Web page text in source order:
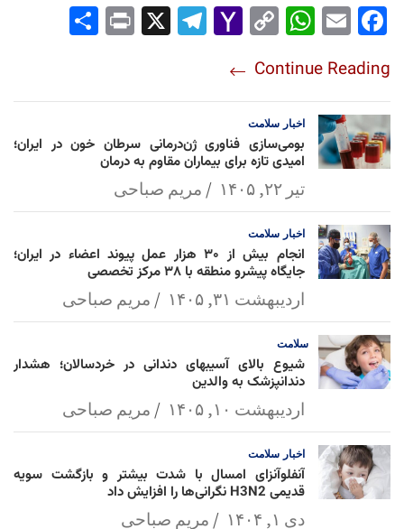
Fac
ok
Em
Wh
Ap
p
Co
Lin
k
Yah
l
Tel
Pri
Continue Reading
اخبار سلامت
بومی‌سازی فناوری ژن‌درمانی سرطان خون در ایران؛
امیدی تازه برای بیماران مقاوم به درمان
تیر ۲۲, ۱۴۰۵ مریم صباحی
اخبار سلامت
انجام بیش از ۳۰ هزار عمل پیوند اعضاء در ایران؛
جایگاه پیشرو منطقه با ۳۸ مرکز تخصصی
اردیبهشت ۳۱, ۱۴۰۵ مریم صباحی
سلامت
شیوع بالای آسیبهای دندانی در خردسالان؛ هشدار
دندانپزشک به والدین
اردیبهشت ۱۰, ۱۴۰۵ مریم صباحی
اخبار سلامت
آنفلوآنزای امسال با شدت بیشتر و بازگشت سویه
قدیمی H3N2 نگرانی‌ها را افزایش داد
دی ۱, ۱۴۰۴ مریم صباحی